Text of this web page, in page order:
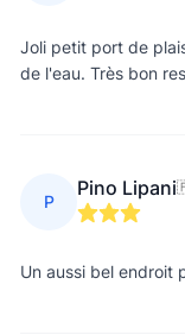
Joli petit port de
de l'eau. Très bon
P
Pino Lipani
Un aussi bel endroit